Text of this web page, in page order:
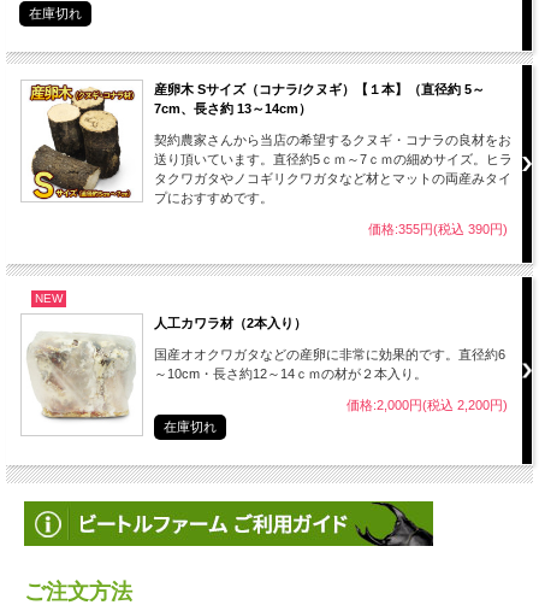
在庫切れ
産卵木 Sサイズ（コナラ/クヌギ）【１本】（直径約 5～
7cm、長さ約 13～14cm）
契約農家さんから当店の希望するクヌギ・コナラの良材をお
送り頂いています。直径約5ｃｍ～7ｃｍの細めサイズ。ヒラ
タクワガタやノコギリクワガタなど材とマットの両産みタイ
プにおすすめです。
価格:355円(税込 390円)
NEW
人工カワラ材（2本入り）
国産オオクワガタなどの産卵に非常に効果的です。直径約6
～10cm・長さ約12～14ｃｍの材が２本入り。
価格:2,000円(税込 2,200円)
在庫切れ
ご注文方法